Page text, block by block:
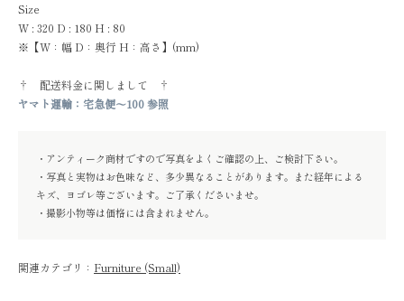
Size
W : 320 D : 180 H : 80
※【W：幅 D：奥行 H：高さ】(mm)
† 配送料金に関しまして †
ヤマト運輸：宅急便～100 参照
・アンティーク商材ですので写真をよくご確認の上、ご検討下さい。
・写真と実物はお色味など、多少異なることがあります。また経年による
キズ、ヨゴレ等ございます。ご了承くださいませ。
・撮影小物等は価格には含まれません。
関連カテゴリ： Furniture (Small)